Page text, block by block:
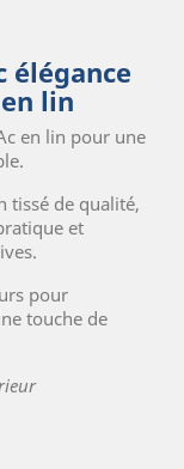
élégance
lin
en lin pour une
tissé de qualité,
et
pour
touche de